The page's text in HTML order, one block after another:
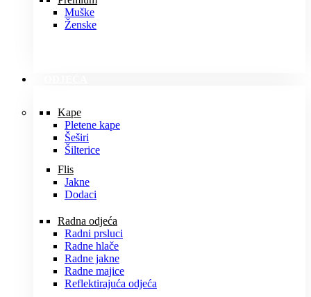
Muške
Ženske
Kape
Pletene kape
Šeširi
Šilterice
Flis
Jakne
Dodaci
Radna odjeća
Radni prsluci
Radne hlače
Radne jakne
Radne majice
Reflektirajuća odjeća